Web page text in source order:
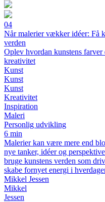
04
Når malerier vækker idéer: Få
verden
Oplev hvordan kunstens
kreativitet
Kunst
Kunst
Kunst
Kreativitet
Inspiration
Maleri
Personlig udvikling
6 min
Malerier kan være mere end
nye tanker, idéer og
bruge kunstens verden som
skabe fornyet energi i
Mikkel Jessen
Mikkel
Jessen